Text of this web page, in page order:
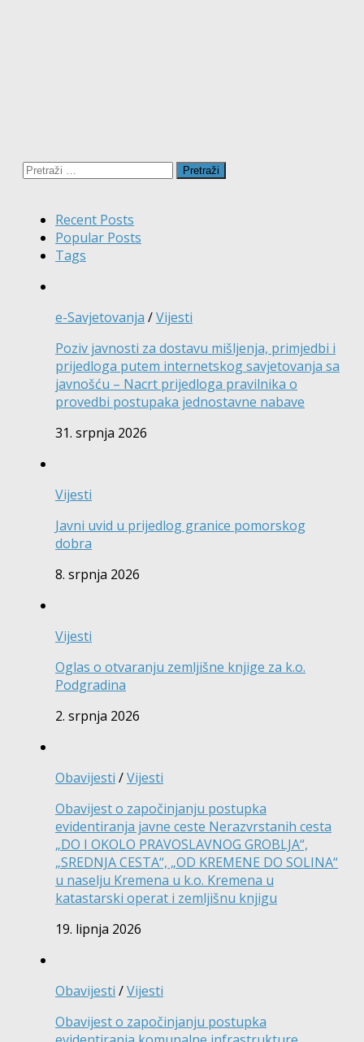
Pretraži:
Recent Posts
Popular Posts
Tags
e-Savjetovanja /Vijesti
Poziv javnosti za dostavu mišljenja, primjedbi i
prijedloga putem internetskog savjetovanja sa
javnošću – Nacrt prijedloga pravilnika o
provedbi postupaka jednostavne nabave
31. srpnja 2026
Vijesti
Javni uvid u prijedlog granice pomorskog
dobra
8. srpnja 2026
Vijesti
Oglas o otvaranju zemljišne knjige za k.o.
Podgradina
2. srpnja 2026
Obavijesti /Vijesti
Obavijest o započinjanju postupka
evidentiranja javne ceste Nerazvrstanih cesta
„DO I OKOLO PRAVOSLAVNOG GROBLJA“,
„SREDNJA CESTA“, „OD KREMENE DO SOLINA“
u naselju Kremena u k.o. Kremena u
katastarski operat i zemljišnu knjigu
19. lipnja 2026
Obavijesti /Vijesti
Obavijest o započinjanju postupka